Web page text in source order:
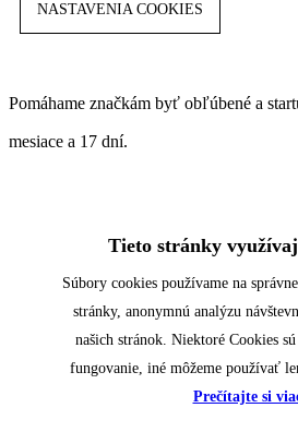
NASTAVENIA COOKIES
Pomáhame značkám byť obľúbené a
mesiace a 17 dní.
Tieto stránky
Súbory cookies používame na
stránky, anonymnú analýzu
našich stránok. Niektoré Cookies
fungovanie, iné môžeme používať
Prečítajte si